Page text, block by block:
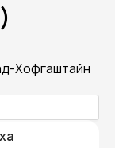
Хофгаштайн